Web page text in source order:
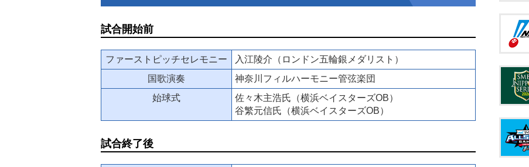
試合開始前
ファーストピッチセレモニー
入江陵介（ロンドン五輪銀メダリスト）
国歌演奏
神奈川フィルハーモニー管弦楽団
始球式
佐々木主浩氏（横浜ベイスターズOB）
谷繁元信氏（横浜ベイスターズOB）
試合終了後